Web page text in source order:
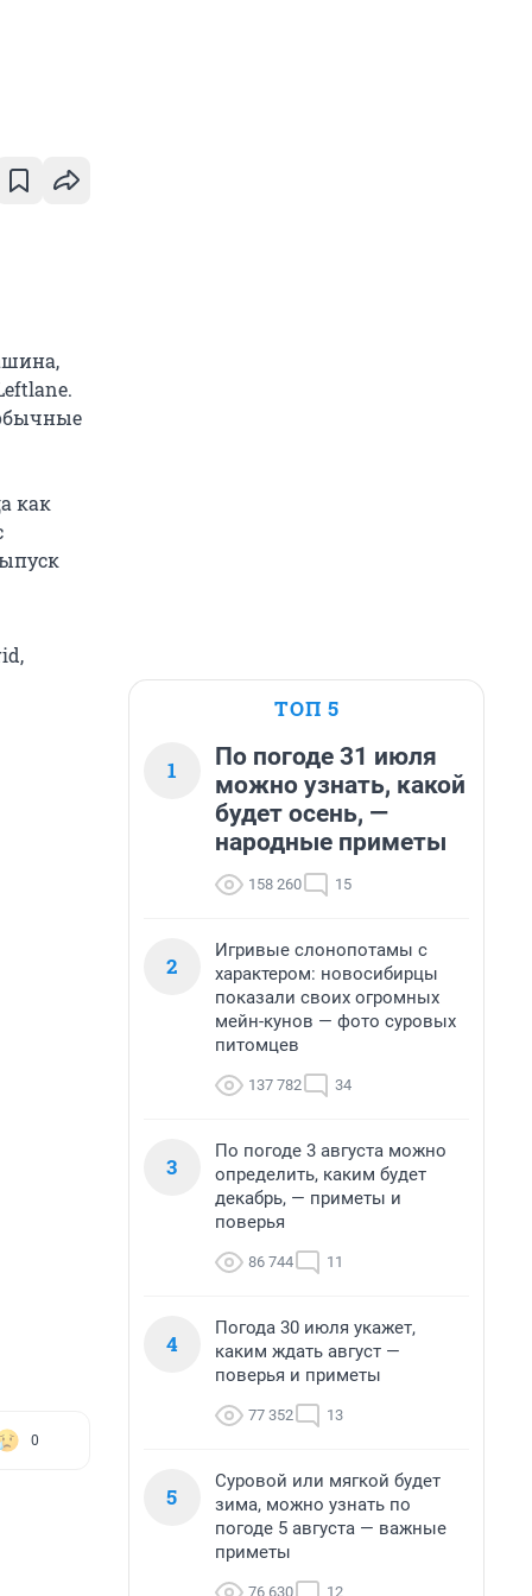
как
0
ТОП 5
1
По погоде 31 июля
можно узнать, какой
будет осень, —
народные приметы
158 260 15
2
Игривые слонопотамы с
характером: новосибирцы
показали своих огромных
мейн-кунов — фото суровых
питомцев
137 782 34
3
По погоде 3 августа можно
определить, каким будет
декабрь, — приметы и
поверья
86 744 11
4
Погода 30 июля укажет,
каким ждать август —
поверья и приметы
77 352 13
5
Суровой или мягкой будет
зима, можно узнать по
погоде 5 августа — важные
приметы
76 630 12